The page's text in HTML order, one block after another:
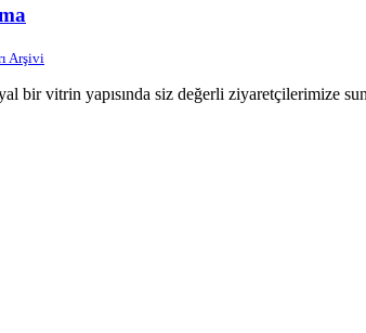
Arşivi
bir vitrin yapısında siz değerli ziyaretçilerimize